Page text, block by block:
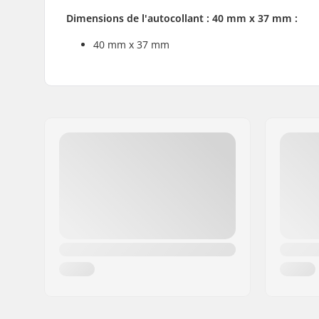
Dimensions de l'autocollant : 40 mm x 37 mm :
40 mm x 37 mm